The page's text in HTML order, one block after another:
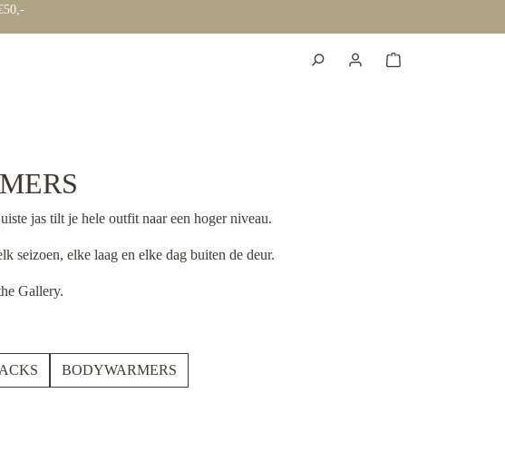
jas tilt je hele outfit naar een hoger niveau.
elke laag en elke dag buiten de deur.
Gallery.
BODYWARMERS